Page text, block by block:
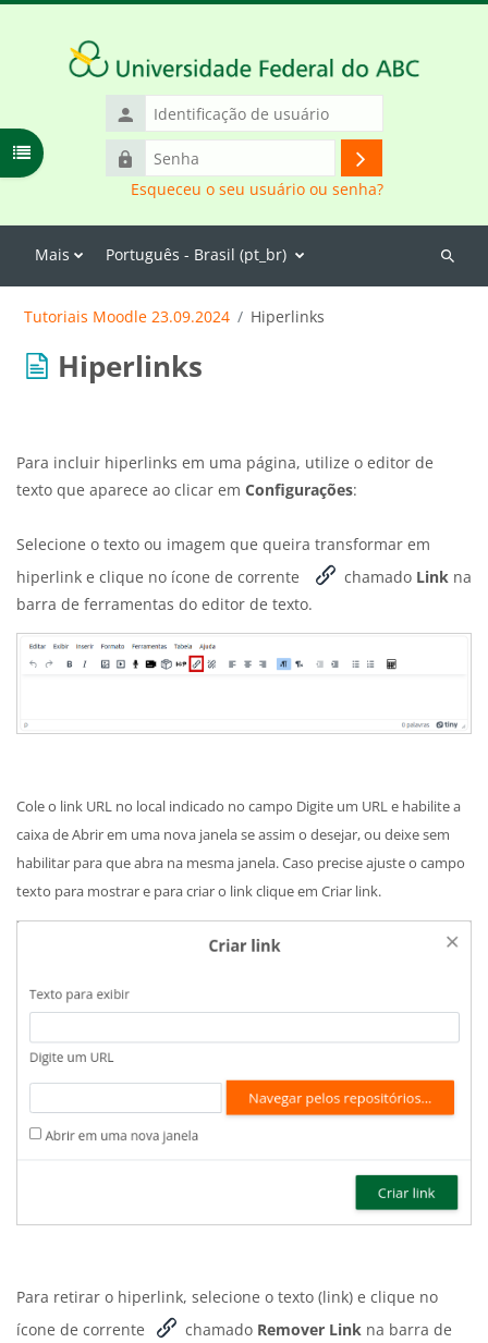
Identificação
usuário
Senha
Acessar
Esqueceu o seu usuário ou senha?
Mais Português - Brasil ‎(pt_br)‎
Buscar
Abrir índice do curso
Tutoriais Moodle 23.09.2024 Hiperlinks
Hiperlinks
Para incluir hiperlinks em uma página, utilize o editor de
texto que aparece ao clicar em Configurações:
Selecione o texto ou imagem que queira transformar em
hiperlink e clique no ícone de corrente
chamado Link na
barra de ferramentas do editor de texto.
Cole o link URL no local indicado no campo Digite um URL e habilite a
caixa de Abrir em uma nova janela se assim o desejar, ou deixe sem
habilitar para que abra na mesma janela. Caso precise ajuste o campo
texto para mostrar e para criar o link clique em Criar link.
Para retirar o hiperlink, selecione o texto (link) e clique no
ícone de corrente
chamado Remover Link na barra de